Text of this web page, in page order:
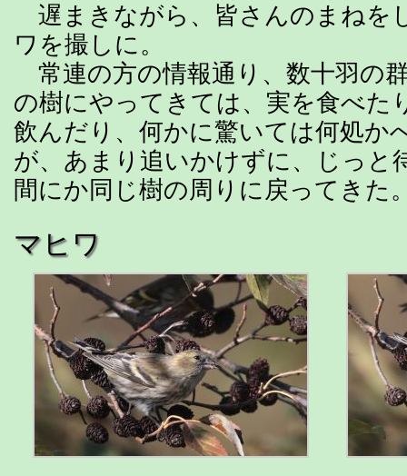
遅まきながら、皆さんのまねを
ワを撮しに。
常連の方の情報通り、数十羽の
の樹にやってきては、実を食べた
飲んだり、何かに驚いては何処か
が、あまり追いかけずに、じっと
間にか同じ樹の周りに戻ってきた
マヒワ